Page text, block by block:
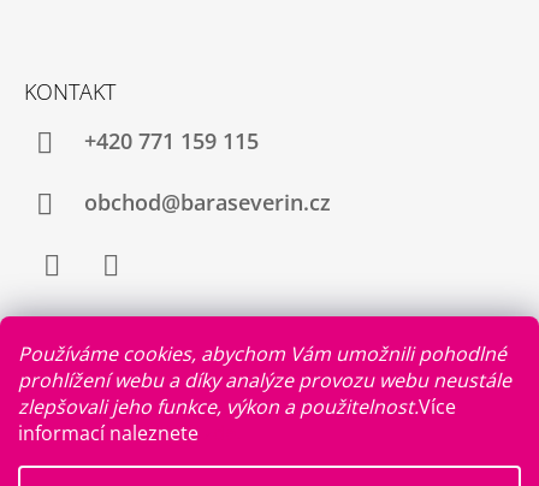
Používáme cookies, abychom Vám umožnili pohodlné
prohlížení webu a díky analýze provozu webu neustále
zlepšovali jeho funkce, výkon a použitelnost.Více
informací naleznete
KONTAKT
+420 771 159 115
obchod@baraseverin.cz
FACEBOOK